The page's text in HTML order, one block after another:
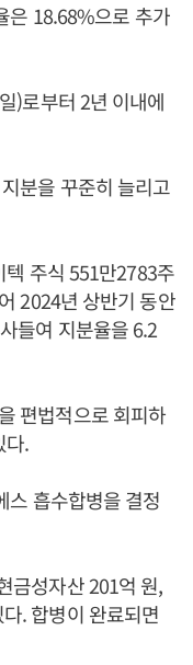
은 18.68%으로 추가
)로부터 2년 이내에
분을 꾸준히 늘리고
주식 551만2783주
2024년 상반기 동안
들여 지분율을 6.2
편법적으로 회피하
다.
스 흡수합병을 결정
금성자산 201억 원,
. 합병이 완료되면